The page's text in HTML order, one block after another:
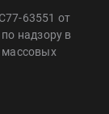
63551 от
надзору в
массовых